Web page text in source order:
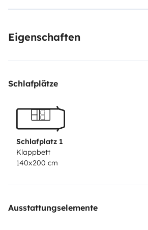
ausgebaut und kann autark genutzt
deine Reisen flexibler und
den Komfort eines Vans genießen
geräumigen Innenraum. Dieser
ist die perfekte Wahl für Reisen in
Europa. Buchen Sie jetzt Viktor und
unvergessliche Reisen!
Eigenschaften
Schlafplätze
Schlafplatz 1
Klappbett
140x200 cm
Ausstattungselemente